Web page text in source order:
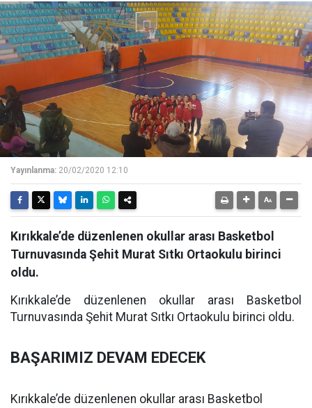
Yayınlanma: 20/02/2020 12:10
Kırıkkale’de düzenlenen okullar arası Basketbol
Turnuvasında Şehit Murat Sıtkı Ortaokulu birinci
oldu.
Kırıkkale’de düzenlenen okullar arası Basketbol
Turnuvasında Şehit Murat Sıtkı Ortaokulu birinci oldu.
BAŞARIMIZ DEVAM EDECEK
Kırıkkale’de düzenlenen okullar arası Basketbol